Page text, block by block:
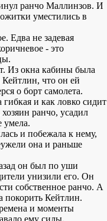
ранчо Маллинзов. И
уместились в
Едва не задевая
- это
Из окна кабины была
что он ей
о борт самолета.
и как ловко сидит
ранчо, усадил
умела.
и побежала к нему,
она и раньше
он был по уши
унизили его. Он
собственное ранчо. А
покорить Кейтлин.
и моменты